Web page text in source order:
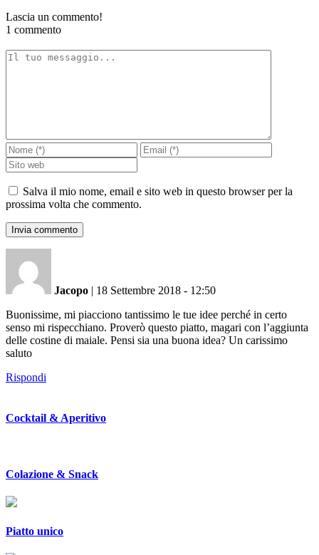
Lascia un commento!
1 commento
Salva il mio nome, email e sito web in questo browser per la
prossima volta che commento.
Jacopo | 18 Settembre 2018 - 12:50
Buonissime, mi piacciono tantissimo le tue idee perché in certo
senso mi rispecchiano. Proverò questo piatto, magari con l’aggiunta
delle costine di maiale. Pensi sia una buona idea? Un carissimo
saluto
Rispondi
Cocktail & Aperitivo
Colazione & Snack
Piatto unico